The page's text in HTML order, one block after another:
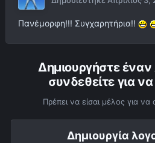
Πανέμορφη!!! Συγχαρητήρια!!
Δημιουργήστε έναν
συνδεθείτε για
Πρέπει να είσαι μέλος για
Δημιουργία